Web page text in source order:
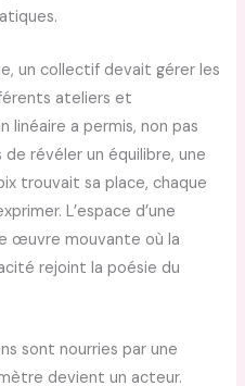
un collectif devait gérer les
ateliers et
linéaire a permis, non pas
révéler un équilibre, une
trouvait sa place, chaque
L’espace d’une
œuvre mouvante où la
rejoint la poésie du
sont nourries par une
devient un acteur.